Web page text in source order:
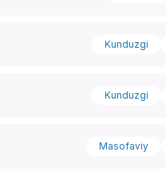
Kunduzgi
Kunduzgi
Masofaviy
Yordam markazi